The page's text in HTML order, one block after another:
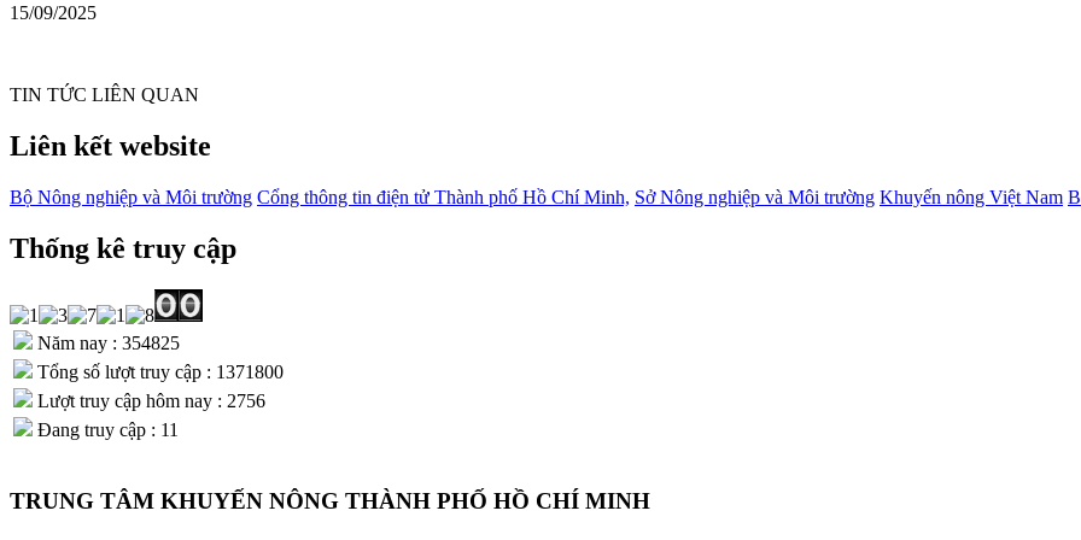
15/09/2025
TIN TỨC LIÊN QUAN
Liên kết website
Bộ Nông nghiệp và Môi trường Cổng thông tin điện tử Thành phố Hồ Chí Minh, Sở Nông nghiệp và Môi trường Khuyến nông Việt Nam
Thống kê truy cập
Năm nay : 354825
Tổng số lượt truy cập : 1371800
Lượt truy cập hôm nay : 2756
Đang truy cập : 11
TRUNG TÂM KHUYẾN NÔNG THÀNH PHỐ HỒ CHÍ MINH